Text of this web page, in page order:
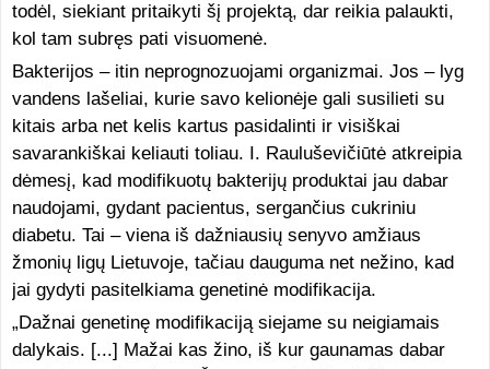
todėl, siekiant pritaikyti šį projektą, dar reikia palaukti,
kol tam subręs pati visuomenė.
Bakterijos – itin neprognozuojami organizmai. Jos – lyg
vandens lašeliai, kurie savo kelionėje gali susilieti su
kitais arba net kelis kartus pasidalinti ir visiškai
savarankiškai keliauti toliau. I. Rauluševičiūtė atkreipia
dėmesį, kad modifikuotų bakterijų produktai jau dabar
naudojami, gydant pacientus, sergančius cukriniu
diabetu. Tai – viena iš dažniausių senyvo amžiaus
žmonių ligų Lietuvoje, tačiau dauguma net nežino, kad
jai gydyti pasitelkiama genetinė modifikacija.
„Dažnai genetinę modifikaciją siejame su neigiamais
dalykais. [...] Mažai kas žino, iš kur gaunamas dabar